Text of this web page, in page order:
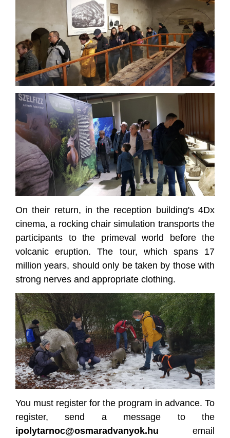
On their return, in the reception building's 4Dx
cinema, a rocking chair simulation transports the
participants to the primeval world before the
volcanic eruption. The tour, which spans 17
million years, should only be taken by those with
strong nerves and appropriate clothing.
You must register for the program in advance. To
register, send a message to the
ipolytarnoc@osmaradvanyok.hu email